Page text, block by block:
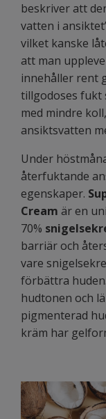
beskriver att
vatten i
vilket kanske
att man
innehåller rent
tillgodoses fukt
med mindre
ansiktsvatten
Under
återfuktande
egenskaper.
Cream är en
70%
barriär och
vare
förbättra
hudtonen och
pigmenterad
kräm har